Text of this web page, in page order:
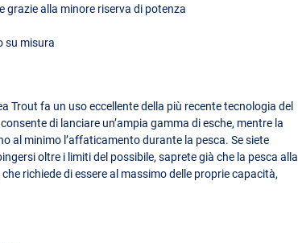
alla minore riserva di potenza
su misura
Trout fa un uso eccellente della più recente tecnologia del
di lanciare un’ampia gamma di esche, mentre la
al minimo l’affaticamento durante la pesca. Se siete
oltre i limiti del possibile, saprete già che la pesca alla
richiede di essere al massimo delle proprie capacità,